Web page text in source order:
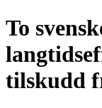
To
tilskudd